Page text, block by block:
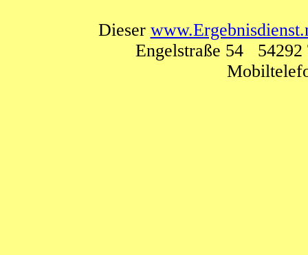
Dieser
Engelstraße 54